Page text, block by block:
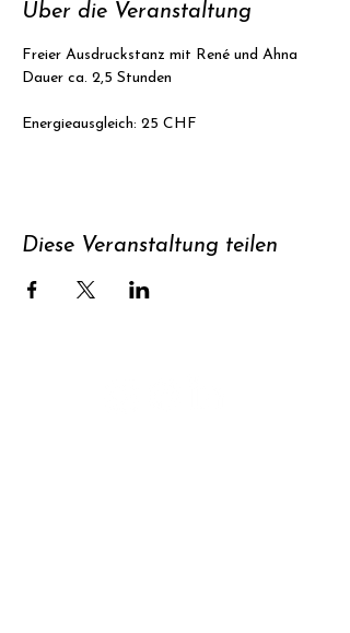
Über die Veranstaltung
Freier Ausdruckstanz mit René und Ahna
Dauer ca. 2,5 Stunden
Energieausgleich: 25 CHF
Diese Veranstaltung teilen